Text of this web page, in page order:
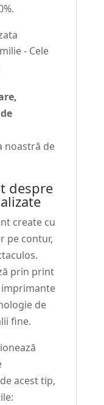
- Cele
noastră de
despre
create cu
pe contur,
prin print
de
fine.
acest tip,